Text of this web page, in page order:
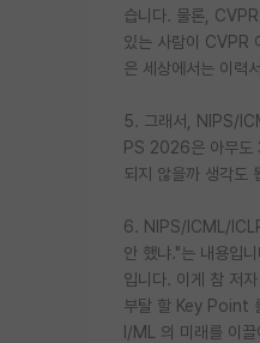
습니다. 물론,
있는 사람이 CVPR
은 세상에서는 이력
5. 그래서, NIPS/
PS 2026은 아무도
되지 않을까 생각도
6. NIPS/ICML/
안 했냐."는 내용입
입니다. 이게 참 저
부탈 할 Key Point
I/ML 의 미래를 이